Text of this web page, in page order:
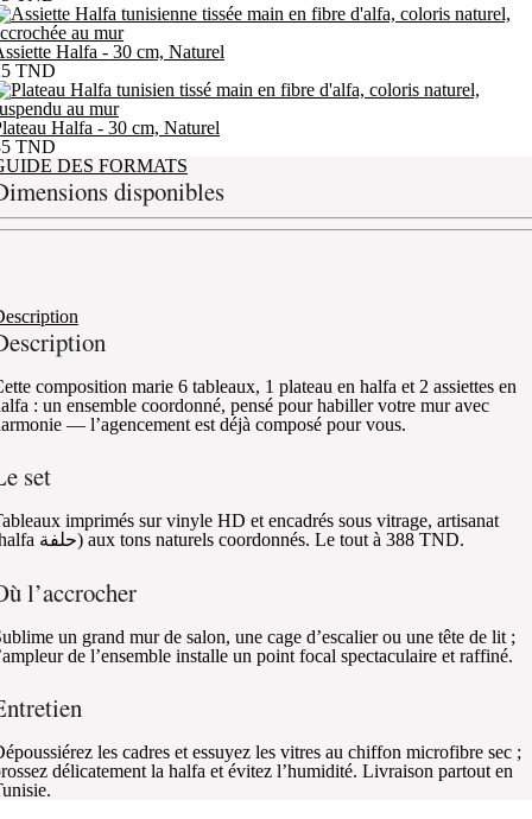
Halfa - 30 cm, Naturel
TND
Halfa - 30 cm, Naturel
TND
DES FORMATS
disponibles
composition marie 6 tableaux, 1 plateau en halfa et 2 assiettes en
: un ensemble coordonné, pensé pour habiller votre mur avec
— l’agencement est déjà composé pour vous.
set
imprimés sur vinyle HD et encadrés sous vitrage, artisanat
(halfa حلفة) aux tons naturels coordonnés. Le tout à 388 TND.
l’accrocher
un grand mur de salon, une cage d’escalier ou une tête de lit ;
de l’ensemble installe un point focal spectaculaire et raffiné.
les cadres et essuyez les vitres au chiffon microfibre sec ;
délicatement la halfa et évitez l’humidité. Livraison partout en